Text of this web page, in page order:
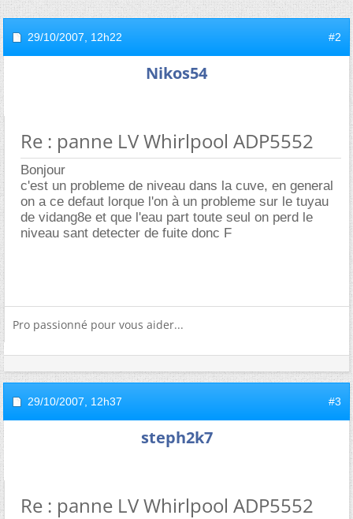
29/10/2007, 12h22 #2
Nikos54
Re : panne LV Whirlpool ADP5552
Bonjour
c'est un probleme de niveau dans la cuve, en general
on a ce defaut lorque l'on à un probleme sur le tuyau
de vidang8e et que l'eau part toute seul on perd le
niveau sant detecter de fuite donc F
Pro passionné pour vous aider...
29/10/2007, 12h37 #3
steph2k7
Re : panne LV Whirlpool ADP5552